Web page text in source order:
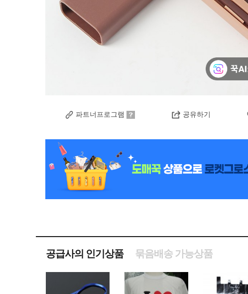
파트너프로그램 공유하기
공급사의 인기상품 묶음배송 가능상품